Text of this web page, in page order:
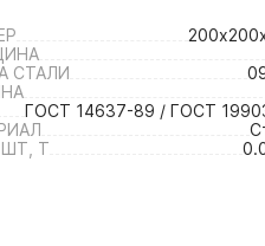
СТАЛИ
ГОСТ 14637-89 / ГОСТ
ШТ, Т